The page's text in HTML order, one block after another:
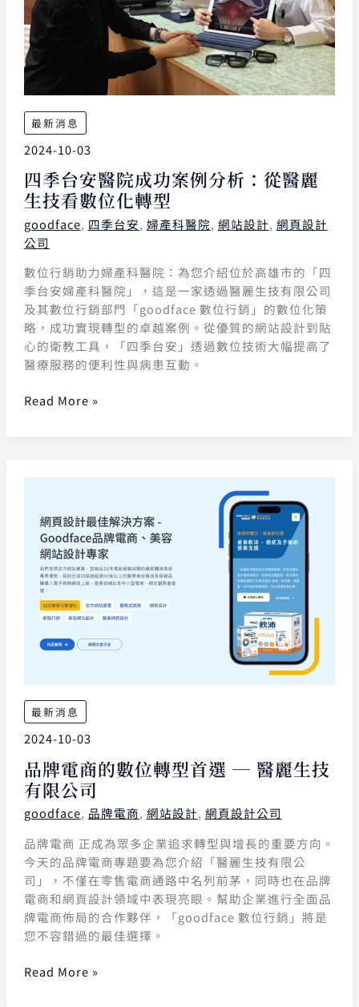
最新消息
2024-10-03
四季台安醫院成功案例分析：從醫麗
生技看數位化轉型
goodface, 四季台安, 婦產科醫院, 網站設計, 網頁設計
公司
數位行銷助力婦產科醫院：為您介紹位於高雄市的「四
季台安婦產科醫院」，這是一家透過醫麗生技有限公司
及其數位行銷部門「goodface 數位行銷」的數位化策
略，成功實現轉型的卓越案例。從優質的網站設計到貼
心的衛教工具，「四季台安」透過數位技術大幅提高了
醫療服務的便利性與病患互動。
Read More »
最新消息
2024-10-03
品牌電商的數位轉型首選 ─ 醫麗生技
有限公司
goodface, 品牌電商, 網站設計, 網頁設計公司
品牌電商 正成為眾多企業追求轉型與增長的重要方向。
今天的品牌電商專題要為您介紹「醫麗生技有限公
司」，不僅在零售電商通路中名列前茅，同時也在品牌
電商和網頁設計領域中表現亮眼。幫助企業進行全面品
牌電商佈局的合作夥伴，「goodface 數位行銷」將是
您不容錯過的最佳選擇。
Read More »